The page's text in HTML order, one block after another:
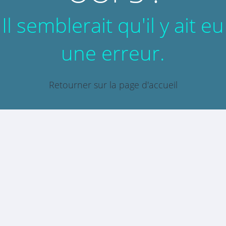
Il semblerait qu'il y ait eu
une erreur.
Retourner sur la page d'accueil